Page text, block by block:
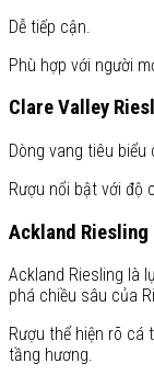
Dễ tiếp cận.
Phù hợp với người
Clare Valley
Dòng vang tiêu
Rượu nổi bật với độ
Ackland Riesling
Ackland Riesling là
phá chiều sâu của
Rượu thể hiện rõ
tầng hương.